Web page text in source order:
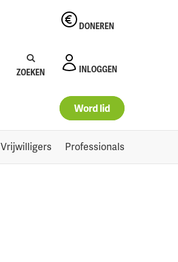
Zoeken:Zoeken
ZOEKEN
DONEREN
INLOGGEN
Word lid
Vrijwilligers Professionals